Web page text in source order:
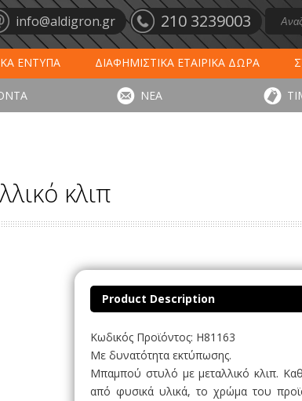
info@aldigron.gr 210 3239003
ΕΝΤΥΠΑ ΔΙΑΦΗΜΙΣΤΙΚΑ ΕΤΑΙΡΙΚΑ ΔΩΡΑ
- ΕΣΤΙΑΣΗ ΤΑΠΕΤΑ ΕΙΣΟΔΟΥ ΗΜΕΡΟΛΟΓΙΑ
ΝΕΑ
κλιπ
Product Description
Κωδικός Προϊόντος: H81163
Με δυνατότητα εκτύπωσης.
Μπαμπού στυλό με μεταλλικό κλιπ.
από φυσικά υλικά, το χρώμα του